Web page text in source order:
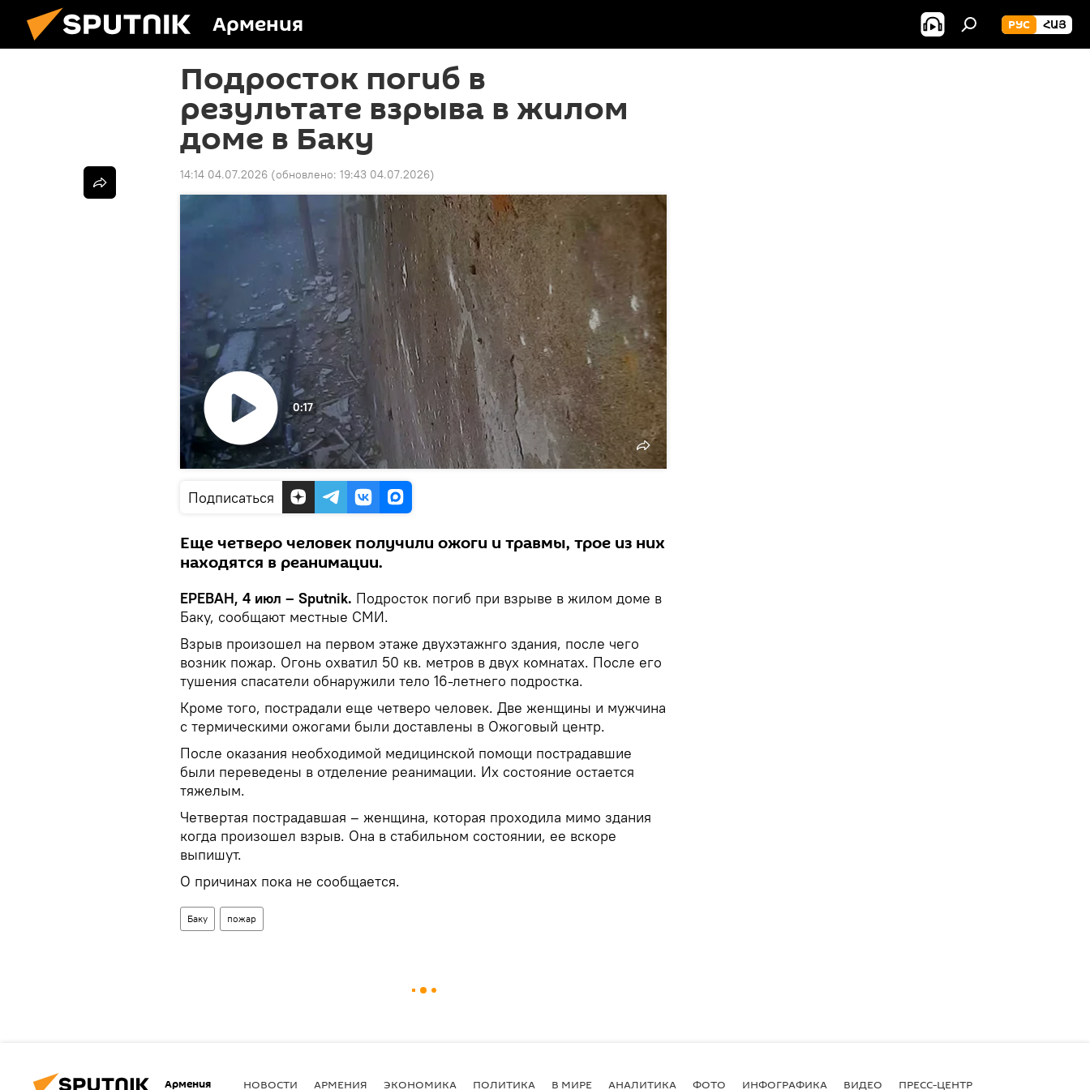
Армения РУС ՀԱՅ
Подросток погиб в
результате взрыва в жилом
доме в Баку
14:14 04.07.2026 (обновлено: 19:43 04.07.2026)
Воспроизвести
0:17
Подписаться
Еще четверо человек получили ожоги и травмы, трое из них
находятся в реанимации.
ЕРЕВАН, 4 июл – Sputnik. Подросток погиб при взрыве в жилом доме в
Баку, сообщают местные СМИ.
Взрыв произошел на первом этаже двухэтажнго здания, после чего
возник пожар. Огонь охватил 50 кв. метров в двух комнатах. После его
тушения спасатели обнаружили тело 16-летнего подростка.
Кроме того, пострадали еще четверо человек. Две женщины и мужчина
с термическими ожогами были доставлены в Ожоговый центр.
После оказания необходимой медицинской помощи пострадавшие
были переведены в отделение реанимации. Их состояние остается
тяжелым.
Четвертая пострадавшая – женщина, которая проходила мимо здания
когда произошел взрыв. Она в стабильном состоянии, ее вскоре
выпишут.
О причинах пока не сообщается.
Баку пожар
Армения НОВОСТИ АРМЕНИЯ ЭКОНОМИКА ПОЛИТИКА В МИРЕ АНАЛИТИКА ФОТО ИНФОГРАФИКА ВИДЕО ПРЕСС-ЦЕНТР